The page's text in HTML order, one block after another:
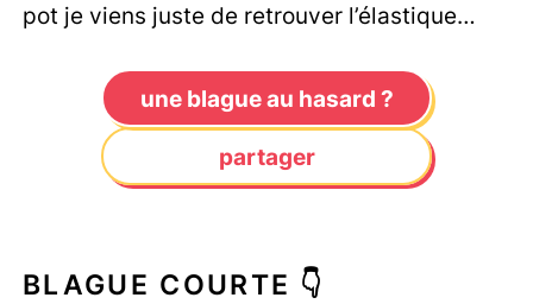
pot je viens juste de retrouver l’élastique…
une blague au hasard ?
partager
BLAGUE COURTE 👇